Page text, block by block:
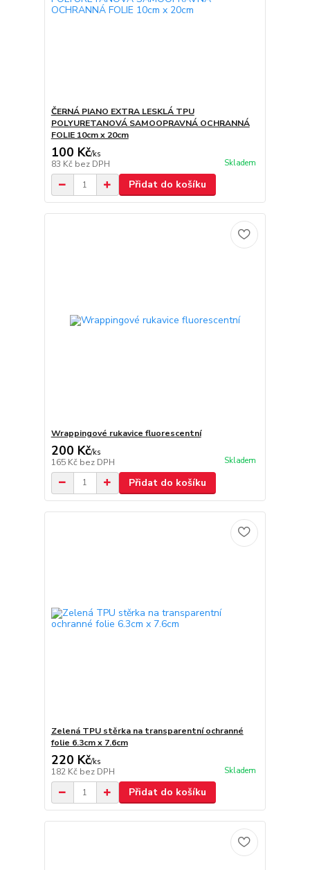
ČERNÁ PIANO EXTRA LESKLÁ TPU
POLYURETANOVÁ SAMOOPRAVNÁ OCHRANNÁ
FOLIE 10cm x 20cm
100 Kč/ks
83 Kč bez DPH Skladem
Přidat do košíku
Wrappingové rukavice fluorescentní
200 Kč/ks
165 Kč bez DPH Skladem
Přidat do košíku
Zelená TPU stěrka na transparentní ochranné
folie 6.3cm x 7.6cm
220 Kč/ks
182 Kč bez DPH Skladem
Přidat do košíku